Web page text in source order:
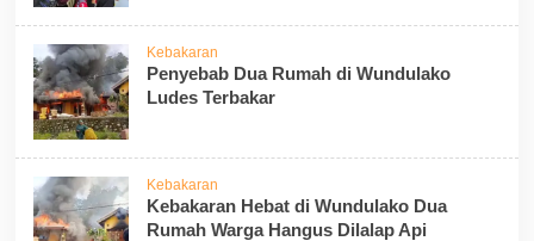
Kebakaran
Penyebab Dua Rumah di Wundulako
Ludes Terbakar
Kebakaran
Kebakaran Hebat di Wundulako Dua
Rumah Warga Hangus Dilalap Api